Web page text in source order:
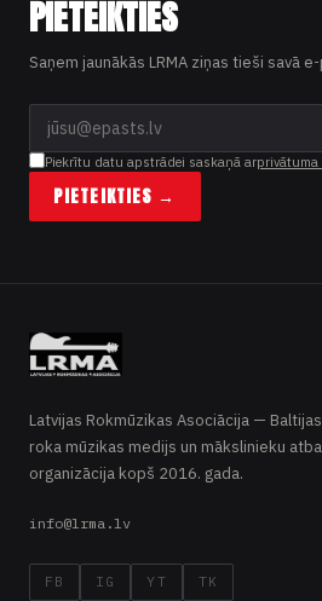
PIETEIKTIES
Saņem jaunākās LRMA ziņas tieši savā
Piekrītu datu apstrādei saskaņā ar
PIETEIKTIES →
Latvijas Rokmūzikas Asociācija —
roka mūzikas medijs un mākslinieku
organizācija kopš 2016. gada.
info@lrma.lv
FB IG YT TK